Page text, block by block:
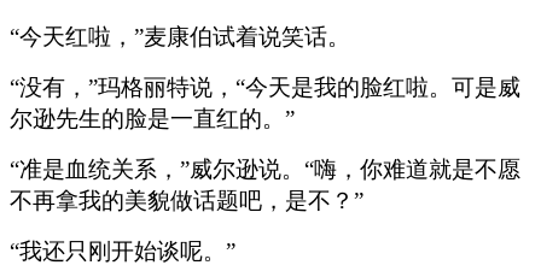
“今天红啦，”麦康伯试着说笑话。
“没有，”玛格丽特说，“今天是我的脸红啦。可是威
尔逊先生的脸是一直红的。”
“准是血统关系，”威尔逊说。“嗨，你难道就是不愿
不再拿我的美貌做话题吧，是不？”
“我还只刚开始谈呢。”